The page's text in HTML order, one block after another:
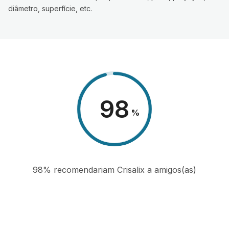
diâmetro, superfície, etc.
98 %
98% recomendariam Crisalix a amigos(as)